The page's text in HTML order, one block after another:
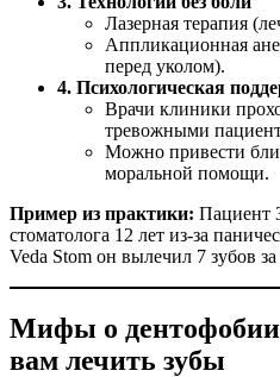
Лазерная терапия
Аппликационная
перед уколом).
4. Психологическая
Врачи клиники
тревожными
Можно привести
моральной помощи.
Пример из практики: Пациент
стоматолога 12 лет из-за
Veda Stom он вылечил 7 зубов за
Мифы о
вам лечить зубы